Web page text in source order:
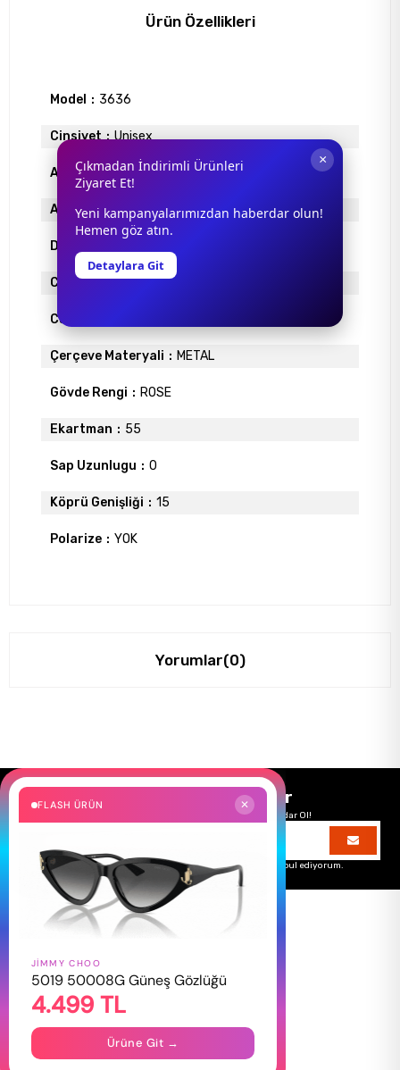
Ürün Özellikleri
Model 3636
Cinsiyet Unisex
Antrefle Kaplama YOK
Ayna YOK
Degrade
Cam Materyali ORGANİK
Cam Rengi
Çerçeve Materyali METAL
Gövde Rengi ROSE
Ekartman 55
Sap Uzunlugu 0
Köprü Genişliği 15
Polarize YOK
Yorumlar(0)
Size Özel Kampanyalar
Hemen Kayıt Ol Fırsatlardan Önce Sen Haberdar Ol!
Üyelik koşullarınıvekişisel verilerimin korunmasını kabul ediyorum.
HAKKIMIZDA
Hakkımızda
Gizlilik Politikası
İletişim
Mağazalarımız
×
Çıkmadan İndirimli Ürünleri
Ziyaret Et!
Yeni kampanyalarımızdan haberdar olun!
Hemen göz atın.
Detaylara Git
FLASH ÜRÜN ✕
JIMMY CHOO
5019 50008G Güneş Gözlüğü
4.499 TL
Ürüne Git →